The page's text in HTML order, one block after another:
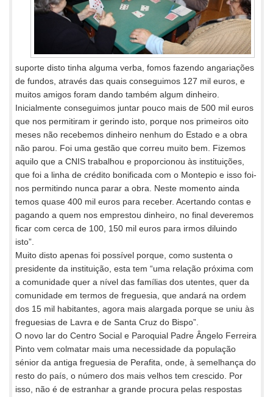
suporte disto tinha alguma verba, fomos fazendo angariações
de fundos, através das quais conseguimos 127 mil euros, e
muitos amigos foram dando também algum dinheiro.
Inicialmente conseguimos juntar pouco mais de 500 mil euros
que nos permitiram ir gerindo isto, porque nos primeiros oito
meses não recebemos dinheiro nenhum do Estado e a obra
não parou. Foi uma gestão que correu muito bem. Fizemos
aquilo que a CNIS trabalhou e proporcionou às instituições,
que foi a linha de crédito bonificada com o Montepio e isso foi-
nos permitindo nunca parar a obra. Neste momento ainda
temos quase 400 mil euros para receber. Acertando contas e
pagando a quem nos emprestou dinheiro, no final deveremos
ficar com cerca de 100, 150 mil euros para irmos diluindo
isto”.
Muito disto apenas foi possível porque, como sustenta o
presidente da instituição, esta tem “uma relação próxima com
a comunidade quer a nível das famílias dos utentes, quer da
comunidade em termos de freguesia, que andará na ordem
dos 15 mil habitantes, agora mais alargada porque se uniu às
freguesias de Lavra e de Santa Cruz do Bispo”.
O novo lar do Centro Social e Paroquial Padre Ângelo Ferreira
Pinto vem colmatar mais uma necessidade da população
sénior da antiga freguesia de Perafita, onde, à semelhança do
resto do país, o número dos mais velhos tem crescido. Por
isso, não é de estranhar a grande procura pelas respostas